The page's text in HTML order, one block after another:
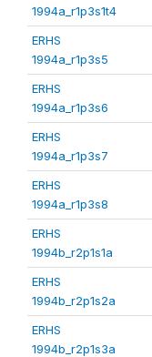
1994a_r1p3s1t4
ERHS
1994a_r1p3s5
ERHS
1994a_r1p3s6
ERHS
1994a_r1p3s7
ERHS
1994a_r1p3s8
ERHS
1994b_r2p1s1a
ERHS
1994b_r2p1s2a
ERHS
1994b_r2p1s3a